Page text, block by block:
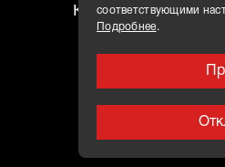
Контакты
соответствующими
Подробнее.